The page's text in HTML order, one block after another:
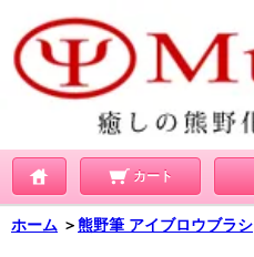
カート
ホーム ＞熊野筆 アイブロウブラシ